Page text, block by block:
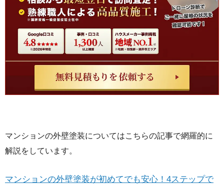
マンションの外壁塗装についてはこちらの記事で網羅的に
解説をしています。
マンションの外壁塗装が初めてでも安心！4ステップで